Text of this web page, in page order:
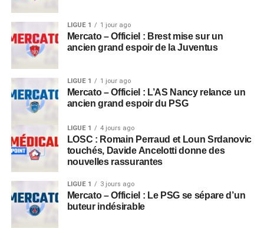
LIGUE 1 1 jour ago
Mercato – Officiel : Brest mise sur un
ancien grand espoir de la Juventus
LIGUE 1 1 jour ago
Mercato – Officiel : L’AS Nancy relance un
ancien grand espoir du PSG
LIGUE 1 4 jours ago
LOSC : Romain Perraud et Loun Srdanovic
touchés, Davide Ancelotti donne des
nouvelles rassurantes
LIGUE 1 3 jours ago
Mercato – Officiel : Le PSG se sépare d’un
buteur indésirable